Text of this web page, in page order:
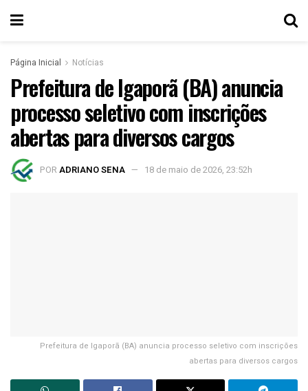
Página Inicial Notícias
Prefeitura de Igaporã (BA) anuncia
processo seletivo com inscrições
abertas para diversos cargos
POR ADRIANO SENA 18 de maio de 2026, 23:52h
Prefeitura de Igaporã (BA) anuncia processo seletivo com inscrições
abertas para diversos cargos